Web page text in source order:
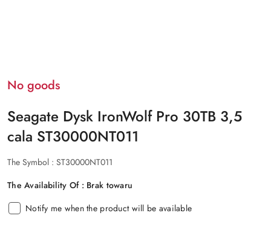
No goods
Seagate Dysk IronWolf Pro 30TB 3,5
cala ST30000NT011
The Symbol : ST30000NT011
The Availability Of : Brak towaru
Notify me when the product will be available